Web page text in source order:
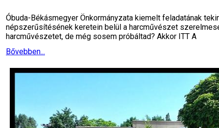
Óbuda-Békásmegyer Önkormányzata kiemelt feladatának
népszerűsítésének keretein belül a harcművészet
harcművészetet, de még sosem próbáltad? Akkor ITT A
Bővebben...